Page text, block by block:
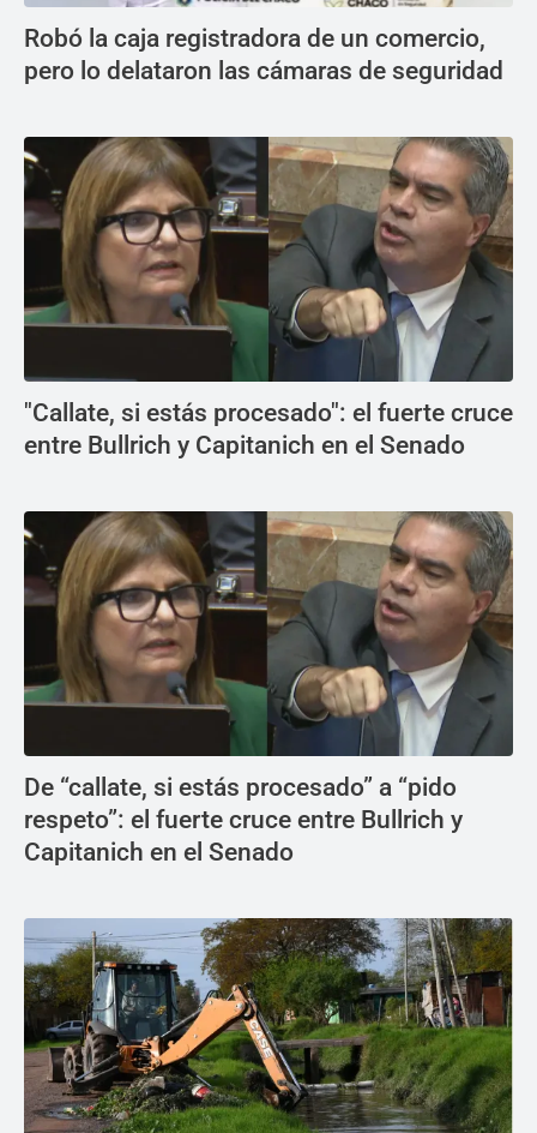
Robó la caja registradora de un comercio,
pero lo delataron las cámaras de seguridad
"Callate, si estás procesado": el fuerte cruce
entre Bullrich y Capitanich en el Senado
De “callate, si estás procesado” a “pido
respeto”: el fuerte cruce entre Bullrich y
Capitanich en el Senado